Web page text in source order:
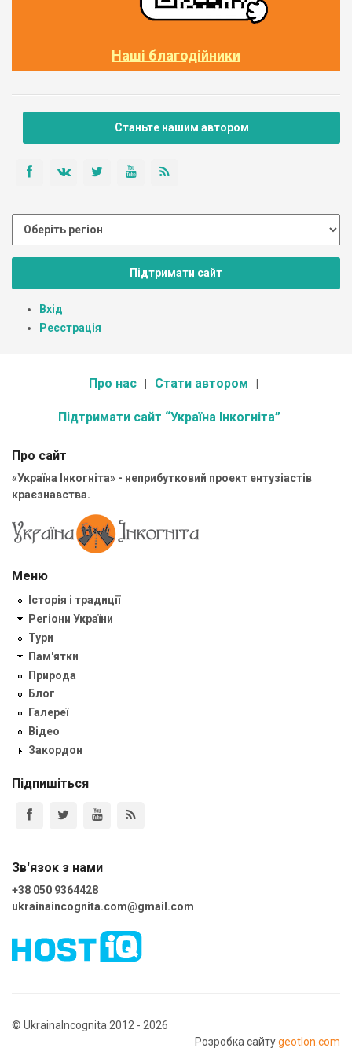
Наші благодійники
Станьте нашим автором
Підтримати сайт
Вхід
Реєстрація
Про нас Стати автором
Підтримати сайт “Україна Інкогніта”
Про сайт
«Україна Інкогніта» - неприбутковий проект ентузіастів
краєзнавства.
Меню
Історія і традиції
Регіони України
Тури
Пам'ятки
Природа
Блог
Галереї
Відео
Закордон
Підпишіться
Зв'язок з нами
+38 050 9364428
ukrainaincognita.com@gmail.com
© UkrainaIncognita 2012 - 2026
Розробка сайтуgeotlon.com